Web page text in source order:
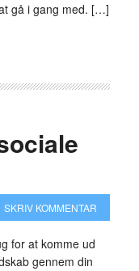
gå i gang med. […]
SKRIV KOMMENTAR
for at komme ud
gennem din